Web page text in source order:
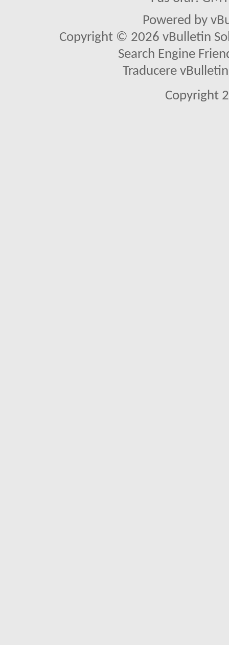
Powered by
Copyright © 2026 vBulletin
Search Engine
Traducere
Copyright